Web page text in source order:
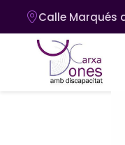
Pasar al contenido
Calle Marqués